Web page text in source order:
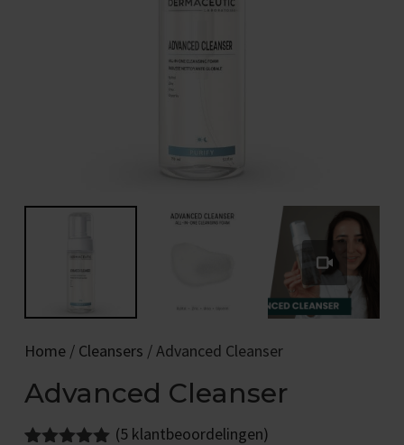
Home / Cleansers / Advanced Cleanser
Advanced Cleanser
(5 klantbeoordelingen)